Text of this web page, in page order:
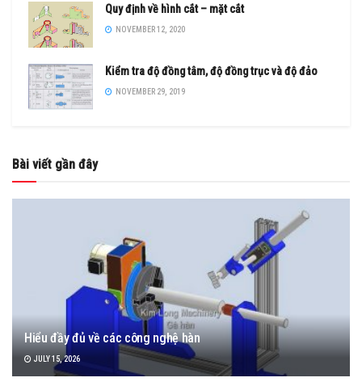
Quy định về hình cắt – mặt cắt
NOVEMBER 12, 2020
Kiểm tra độ đồng tâm, độ đồng trục và độ đảo
NOVEMBER 29, 2019
Bài viết gần đây
Hiểu đầy đủ về các công nghệ hàn
JULY 15, 2026